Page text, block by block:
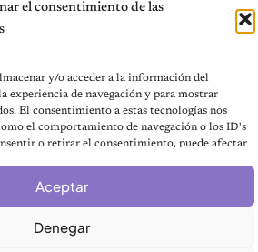
el consentimiento de las
y/o acceder a la información del
experiencia de navegación y para mostrar
El consentimiento a estas tecnologías nos
el comportamiento de navegación o los ID's
o retirar el consentimiento, puede afectar
Aceptar
Denegar
Política de privacidad